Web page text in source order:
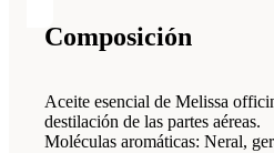
Composición
Aceite esencial de Melissa
destilación de las partes aéreas.
Moléculas aromáticas: Neral,